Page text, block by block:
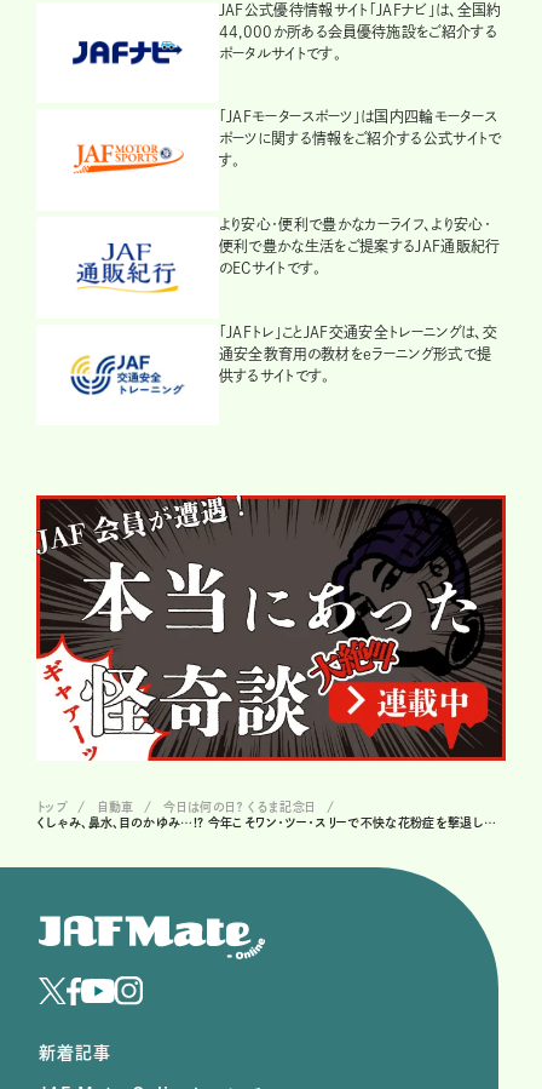
JAF公式優待情報サイト「JAFナビ」は、全国約
44,000か所ある会員優待施設をご紹介する
ポータルサイトです。
「JAFモータースポーツ」は国内四輪モータース
ポーツに関する情報をご紹介する公式サイトで
す。
より安心・便利で豊かなカーライフ、より安心・
便利で豊かな生活をご提案するJAF通販紀行
のECサイトです。
「JAFトレ」ことJAF交通安全トレーニングは、交
通安全教育用の教材をeラーニング形式で提
供するサイトです。
トップ 自動車
今日は何の日？ くるま記念日
くしゃみ、鼻水、目のかゆみ…!? 今年こそワン・ツー・スリーで不快な花粉症を撃退したい！
新着記事